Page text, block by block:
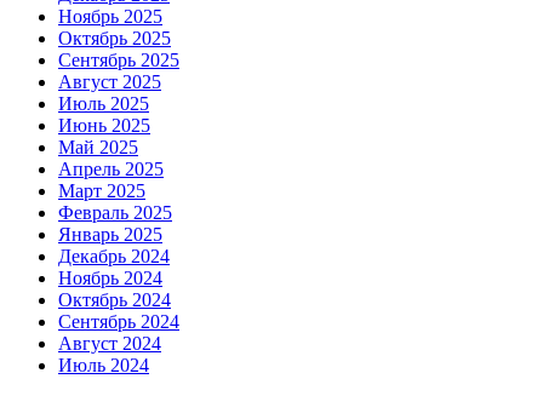
Ноябрь 2025
Октябрь 2025
Сентябрь 2025
Август 2025
Июль 2025
Июнь 2025
Май 2025
Апрель 2025
Март 2025
Февраль 2025
Январь 2025
Декабрь 2024
Ноябрь 2024
Октябрь 2024
Сентябрь 2024
Август 2024
Июль 2024